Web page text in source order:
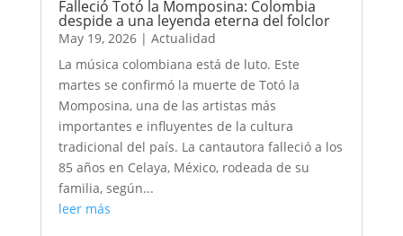
Falleció Totó la Momposina: Colombia
despide a una leyenda eterna del folclor
May 19, 2026| Actualidad
La música colombiana está de luto. Este
martes se confirmó la muerte de Totó la
Momposina, una de las artistas más
importantes e influyentes de la cultura
tradicional del país. La cantautora falleció a los
85 años en Celaya, México, rodeada de su
familia, según...
leer más